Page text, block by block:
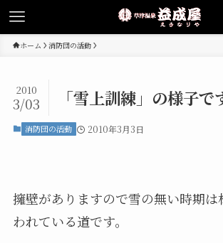
ホーム 消防団の活動
「雪上訓練」の様子
2010
3/03
消防団の活動 2010年3月3日
擁壁がありますので雪の無い時期は
われている道です。